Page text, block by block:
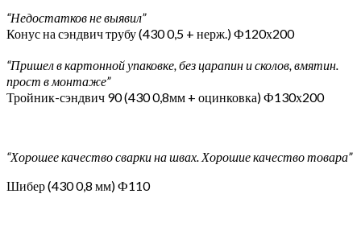
“Недостатков не выявил”
Конус на сэндвич трубу (430 0,5 + нерж.) Ф120х200
“Пришел в картонной упаковке, без царапин и сколов, вмятин.
прост в монтаже”
Тройник-сэндвич 90 (430 0,8мм + оцинковка) Ф130х200
“Хорошее качество сварки на швах. Хорошие качество товара”
Шибер (430 0,8 мм) Ф110